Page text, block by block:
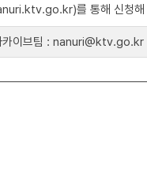
를 통해 신청해
카이브팀 : nanuri@ktv.go.kr